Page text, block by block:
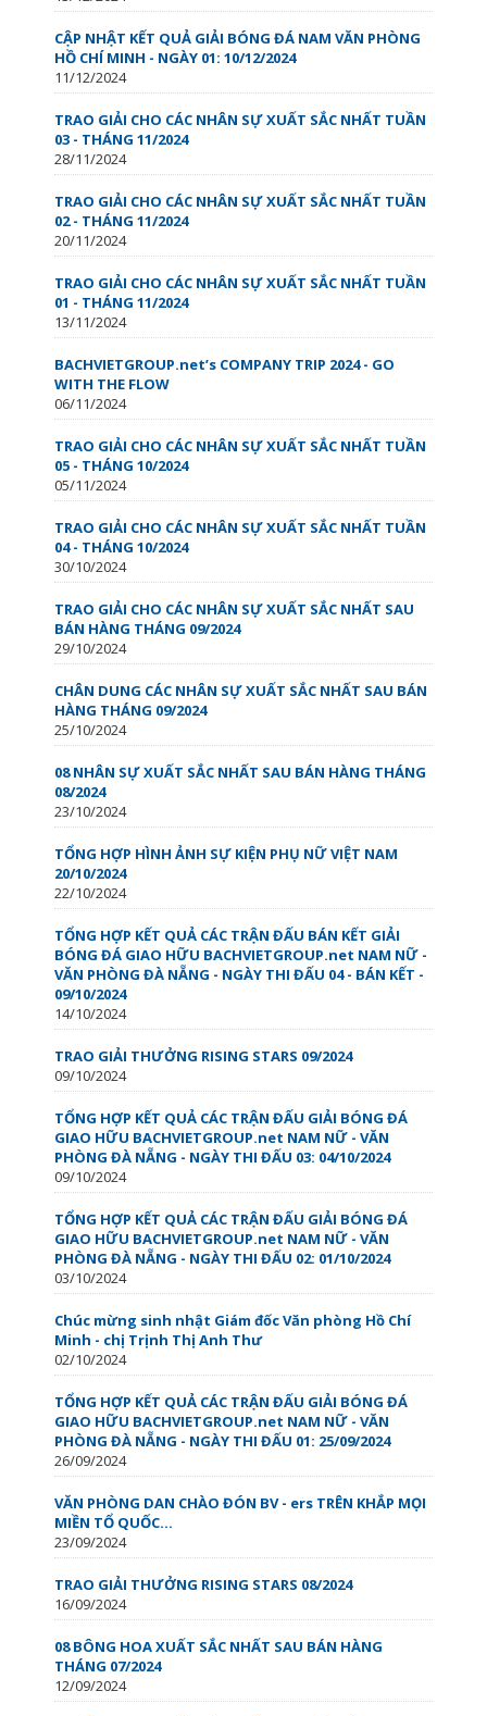
CẬP NHẬT KẾT QUẢ GIẢI BÓNG ĐÁ NAM VĂN PHÒNG
HỒ CHÍ MINH - NGÀY 01: 10/12/2024
11/12/2024
TRAO GIẢI CHO CÁC NHÂN SỰ XUẤT SẮC NHẤT TUẦN
03 - THÁNG 11/2024
28/11/2024
TRAO GIẢI CHO CÁC NHÂN SỰ XUẤT SẮC NHẤT TUẦN
02 - THÁNG 11/2024
20/11/2024
TRAO GIẢI CHO CÁC NHÂN SỰ XUẤT SẮC NHẤT TUẦN
01 - THÁNG 11/2024
13/11/2024
BACHVIETGROUP.net’s COMPANY TRIP 2024 - GO
WITH THE FLOW
06/11/2024
TRAO GIẢI CHO CÁC NHÂN SỰ XUẤT SẮC NHẤT TUẦN
05 - THÁNG 10/2024
05/11/2024
TRAO GIẢI CHO CÁC NHÂN SỰ XUẤT SẮC NHẤT TUẦN
04 - THÁNG 10/2024
30/10/2024
TRAO GIẢI CHO CÁC NHÂN SỰ XUẤT SẮC NHẤT SAU
BÁN HÀNG THÁNG 09/2024
29/10/2024
CHÂN DUNG CÁC NHÂN SỰ XUẤT SẮC NHẤT SAU BÁN
HÀNG THÁNG 09/2024
25/10/2024
08 NHÂN SỰ XUẤT SẮC NHẤT SAU BÁN HÀNG THÁNG
08/2024
23/10/2024
TỔNG HỢP HÌNH ẢNH SỰ KIỆN PHỤ NỮ VIỆT NAM
20/10/2024
22/10/2024
TỔNG HỢP KẾT QUẢ CÁC TRẬN ĐẤU BÁN KẾT GIẢI
BÓNG ĐÁ GIAO HỮU BACHVIETGROUP.net NAM NỮ -
VĂN PHÒNG ĐÀ NẴNG - NGÀY THI ĐẤU 04 - BÁN KẾT -
09/10/2024
14/10/2024
TRAO GIẢI THƯỞNG RISING STARS 09/2024
09/10/2024
TỔNG HỢP KẾT QUẢ CÁC TRẬN ĐẤU GIẢI BÓNG ĐÁ
GIAO HỮU BACHVIETGROUP.net NAM NỮ - VĂN
PHÒNG ĐÀ NẴNG - NGÀY THI ĐẤU 03: 04/10/2024
09/10/2024
TỔNG HỢP KẾT QUẢ CÁC TRẬN ĐẤU GIẢI BÓNG ĐÁ
GIAO HỮU BACHVIETGROUP.net NAM NỮ - VĂN
PHÒNG ĐÀ NẴNG - NGÀY THI ĐẤU 02: 01/10/2024
03/10/2024
Chúc mừng sinh nhật Giám đốc Văn phòng Hồ Chí
Minh - chị Trịnh Thị Anh Thư️
02/10/2024
TỔNG HỢP KẾT QUẢ CÁC TRẬN ĐẤU GIẢI BÓNG ĐÁ
GIAO HỮU BACHVIETGROUP.net NAM NỮ - VĂN
PHÒNG ĐÀ NẴNG - NGÀY THI ĐẤU 01: 25/09/2024
26/09/2024
VĂN PHÒNG DAN CHÀO ĐÓN BV - ers TRÊN KHẮP MỌI
MIỀN TỔ QUỐC…
23/09/2024
TRAO GIẢI THƯỞNG RISING STARS 08/2024
16/09/2024
08 BÔNG HOA XUẤT SẮC NHẤT SAU BÁN HÀNG
THÁNG 07/2024
12/09/2024